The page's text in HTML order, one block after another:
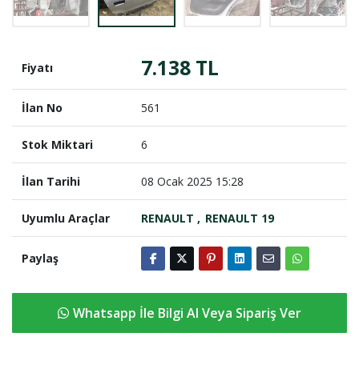
Fiyatı 7.138 TL
İlan No 561
Stok Miktari 6
İlan Tarihi 08 Ocak 2025 15:28
Uyumlu Araçlar RENAULT RENAULT 19
Paylaş
Whatsapp İle Bilgi Al Veya Sipariş Ver